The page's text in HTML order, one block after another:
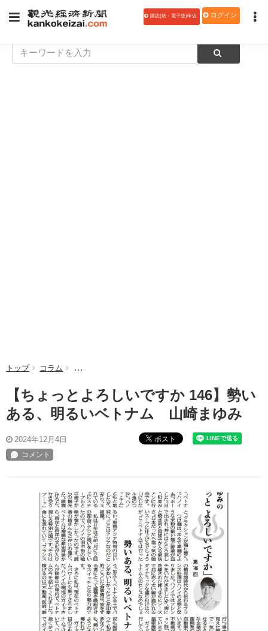
購読(紙・電子版)申込 ログイン
トップ コラム 【ちょっとよろしいですか 146】勢いある、明るいベ
【ちょっとよろしいですか 146】勢い
ある、明るいベトナム 山崎まゆみ
2024年12月4日 ポスト